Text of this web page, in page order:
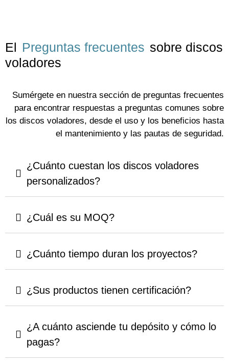
El Preguntas frecuentes sobre discos
voladores
Sumérgete en nuestra sección de preguntas frecuentes
para encontrar respuestas a preguntas comunes sobre
los discos voladores, desde el uso y los beneficios hasta
el mantenimiento y las pautas de seguridad.
¿Cuánto cuestan los discos voladores
personalizados?
¿Cuál es su MOQ?
¿Cuánto tiempo duran los proyectos?
¿Sus productos tienen certificación?
¿A cuánto asciende tu depósito y cómo lo
pagas?